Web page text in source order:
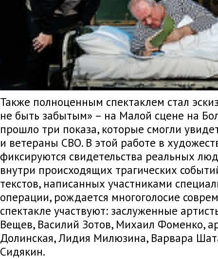
Также полноценным спектаклем стал
не быть забытым» – на Малой сцене на
прошло три показа, которые смогли
и ветераны СВО. В этой работе в
фиксируются свидетельства реальных
внутри происходящих трагических
текстов, написанных участниками
операции, рождается многоголосие
спектакле участвуют: заслуженные
Вещев, Василий Зотов, Михаил Фоменко,
Долинская, Лидия Милюзина, Варвара
Сидякин.